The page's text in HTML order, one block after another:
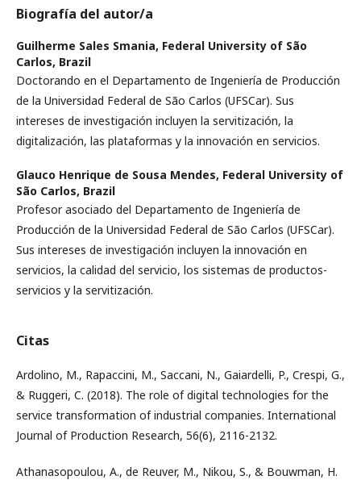
Biografía del autor/a
Guilherme Sales Smania, Federal University of São
Carlos, Brazil
Doctorando en el Departamento de Ingeniería de Producción
de la Universidad Federal de São Carlos (UFSCar). Sus
intereses de investigación incluyen la servitización, la
digitalización, las plataformas y la innovación en servicios.
Glauco Henrique de Sousa Mendes, Federal University of
São Carlos, Brazil
Profesor asociado del Departamento de Ingeniería de
Producción de la Universidad Federal de São Carlos (UFSCar).
Sus intereses de investigación incluyen la innovación en
servicios, la calidad del servicio, los sistemas de productos-
servicios y la servitización.
Citas
Ardolino, M., Rapaccini, M., Saccani, N., Gaiardelli, P., Crespi, G.,
& Ruggeri, C. (2018). The role of digital technologies for the
service transformation of industrial companies. International
Journal of Production Research, 56(6), 2116-2132.
Athanasopoulou, A., de Reuver, M., Nikou, S., & Bouwman, H.